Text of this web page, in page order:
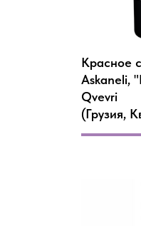
Красное
Askaneli,
Qvevri
(Грузия,